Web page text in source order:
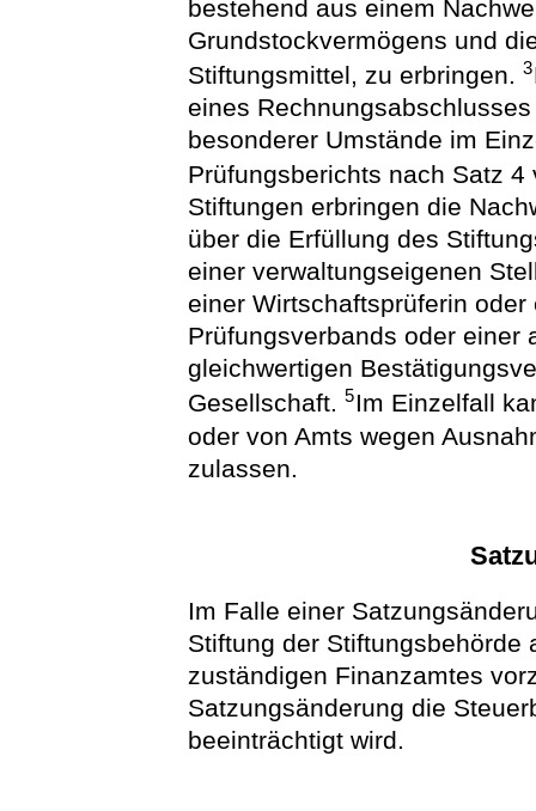
bestehend aus einem
Grundstockvermögens und
Stiftungsmittel, zu erbringen.3
eines
besonderer Umstände im
Prüfungsberichts nach Satz
Stiftungen erbringen die
über die Erfüllung des
einer verwaltungseigenen
einer Wirtschaftsprüferin
Prüfungsverbands oder einer
gleichwertigen
Gesellschaft.5Im Einzelfall
oder von Amts wegen
zulassen.
Im Falle einer
Stiftung der Stiftungsbehörde
zuständigen Finanzamtes
Satzungsänderung die
beeinträchtigt wird.